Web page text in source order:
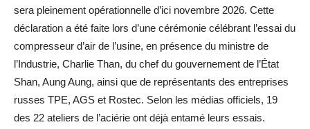
sera pleinement opérationnelle d’ici novembre 2026. Cette
déclaration a été faite lors d’une cérémonie célébrant l’essai du
compresseur d’air de l’usine, en présence du ministre de
l’Industrie, Charlie Than, du chef du gouvernement de l’État
Shan, Aung Aung, ainsi que de représentants des entreprises
russes TPE, AGS et Rostec. Selon les médias officiels, 19
des 22 ateliers de l’aciérie ont déjà entamé leurs essais.